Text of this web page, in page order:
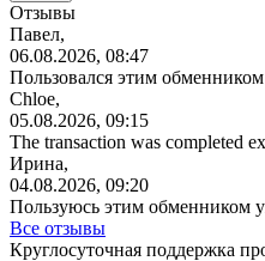
Отзывы
Павел,
06.08.2026, 08:47
Пользовался этим
Chloe,
05.08.2026, 09:15
The transaction was completed
Ирина,
04.08.2026, 09:20
Пользуюсь этим обменником
Все отзывы
Круглосуточная поддержка